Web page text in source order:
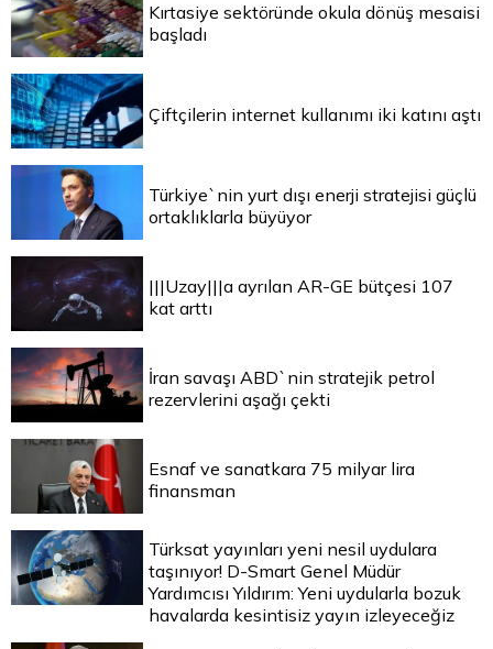
Kırtasiye sektöründe okula dönüş mesaisi
başladı
Çiftçilerin internet kullanımı iki katını aştı
Türkiye`nin yurt dışı enerji stratejisi güçlü
ortaklıklarla büyüyor
|||Uzay|||a ayrılan AR-GE bütçesi 107
kat arttı
İran savaşı ABD`nin stratejik petrol
rezervlerini aşağı çekti
Esnaf ve sanatkara 75 milyar lira
finansman
Türksat yayınları yeni nesil uydulara
taşınıyor! D-Smart Genel Müdür
Yardımcısı Yıldırım: Yeni uydularla bozuk
havalarda kesintisiz yayın izleyeceğiz